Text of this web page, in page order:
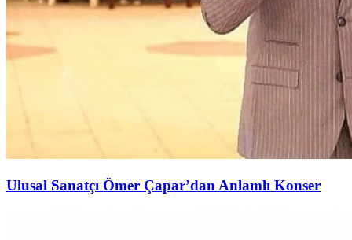
Ulusal Sanatçı Ömer Çapar’dan Anlamlı Konser